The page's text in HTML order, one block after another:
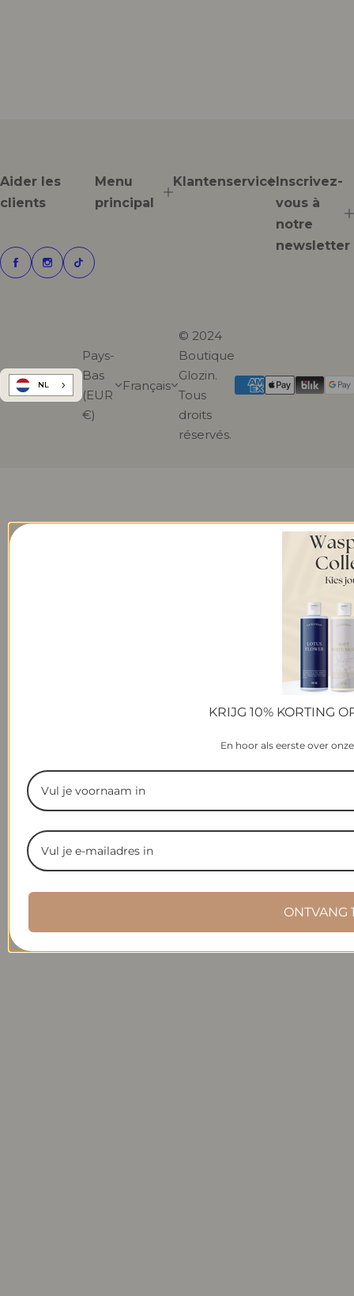
Aider les
clients
Menu
principal
KlantenserviceInscrivez-
vous à
notre
newsletter
NL
Pays-
Bas
(EUR
€)
Français
© 2024
Boutique
Glozin.
Tous
droits
réservés.
KRIJG 10% KORTING
En hoor als eerste over
ONTVANG